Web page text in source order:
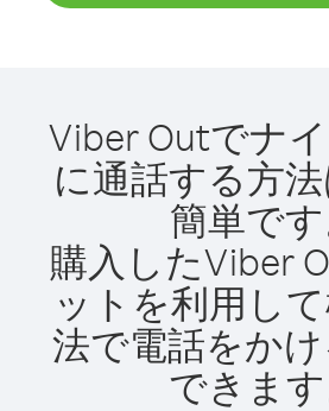
Viber Outでナ
に通話する方
簡単です
購入したViber
ットを利用し
法で電話をか
できます